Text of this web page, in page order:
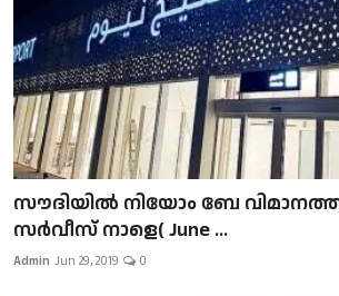
സൗദിയിൽ നിയോം ബേ
സർവീസ് നാളെ( June ...
Admin Jun 29, 2019 0